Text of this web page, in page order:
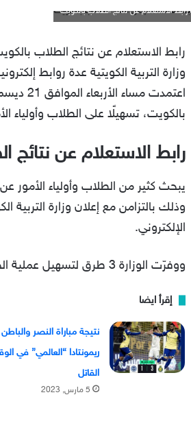
رابط الاستعلام عن نتائج الطلاب بالكويت
وزارة التربية الكويتية عدة روابط
بالكويت، تسهيلًا على الطلاب وأولياء
رابط الاستعلام عن نتائج
يبحث كثير من الطلاب وأولياء الأمور
وذلك بالتزامن مع إعلان وزارة التربية
الإلكتروني.
ووفرّت الوزارة 3 طرق لتسهيل عملية الحصول على النتائج، أمام الجميع، ويتم ذلك بخطوات بسيطة عن طريق كل من:
إقرأ ايضا
نتيجة مباراة النصر
ريمونتادا “العالمي” في
القاتل
5 مارس, 2023